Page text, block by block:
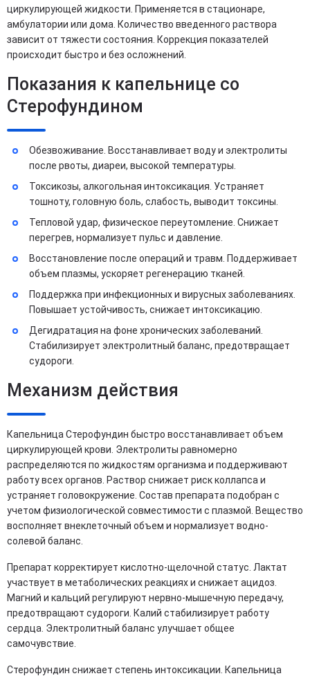
циркулирующей жидкости. Применяется в стационаре,
амбулатории или дома. Количество введенного раствора
зависит от тяжести состояния. Коррекция показателей
происходит быстро и без осложнений.
Показания к капельнице со
Стерофундином
Обезвоживание. Восстанавливает воду и электролиты
после рвоты, диареи, высокой температуры.
Токсикозы, алкогольная интоксикация. Устраняет
тошноту, головную боль, слабость, выводит токсины.
Тепловой удар, физическое переутомление. Снижает
перегрев, нормализует пульс и давление.
Восстановление после операций и травм. Поддерживает
объем плазмы, ускоряет регенерацию тканей.
Поддержка при инфекционных и вирусных заболеваниях.
Повышает устойчивость, снижает интоксикацию.
Дегидратация на фоне хронических заболеваний.
Стабилизирует электролитный баланс, предотвращает
судороги.
Механизм действия
Капельница Стерофундин быстро восстанавливает объем
циркулирующей крови. Электролиты равномерно
распределяются по жидкостям организма и поддерживают
работу всех органов. Раствор снижает риск коллапса и
устраняет головокружение. Состав препарата подобран с
учетом физиологической совместимости с плазмой. Вещество
восполняет внеклеточный объем и нормализует водно-
солевой баланс.
Препарат корректирует кислотно-щелочной статус. Лактат
участвует в метаболических реакциях и снижает ацидоз.
Магний и кальций регулируют нервно-мышечную передачу,
предотвращают судороги. Калий стабилизирует работу
сердца. Электролитный баланс улучшает общее
самочувствие.
Стерофундин снижает степень интоксикации. Капельница